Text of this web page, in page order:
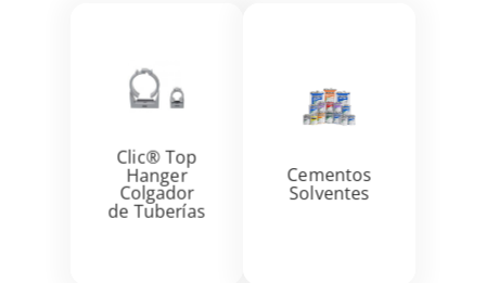
Clic® Top
Hanger
Colgador
de Tuberías

Ver más
Cementos
Solventes

Ver más